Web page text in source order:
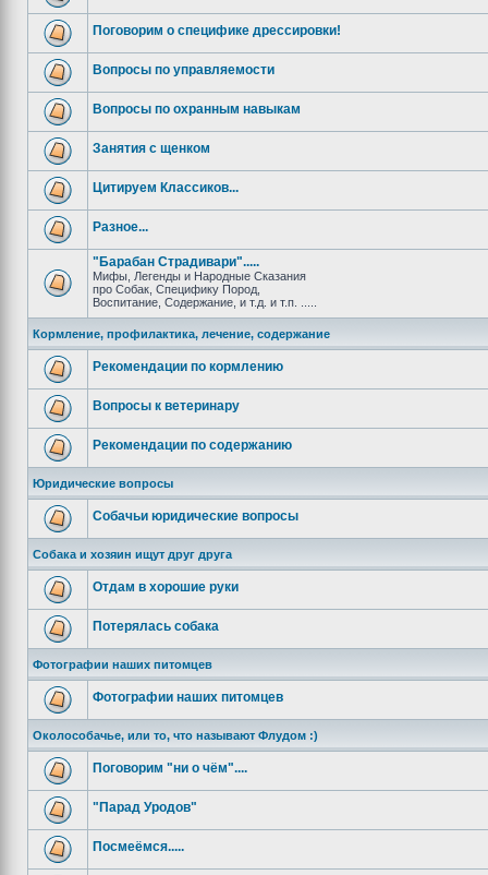
Поговорим о специфике дрессировки!
Вопросы по управляемости
Вопросы по охранным навыкам
Занятия с щенком
Цитируем Классиков...
Разное...
"Барабан Страдивари".....
Мифы, Легенды и Народные Сказания
про Собак, Специфику Пород,
Воспитание, Содержание, и т.д. и т.п. .....
Кормление, профилактика, лечение, содержание
Рекомендации по кормлению
Вопросы к ветеринару
Рекомендации по содержанию
Юридические вопросы
Собачьи юридические вопросы
Собака и хозяин ищут друг друга
Отдам в хорошие руки
Потерялась собака
Фотографии наших питомцев
Фотографии наших питомцев
Околособачье, или то, что называют Флудом :)
Поговорим "ни о чём"....
"Парад Уродов"
Посмеёмся.....